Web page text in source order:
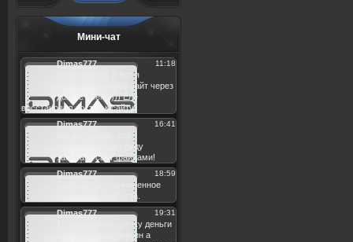
Мини-чат